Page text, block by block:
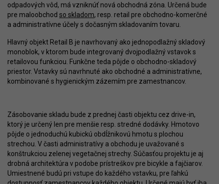
odpadových vôd, má vzniknúť nová obchodná zóna. Určená bude
pre maloobchod so skladom, resp. retail pre obchodno-komerčné
a administratívne účely s dočasným skladovaním tovaru.
Hlavný objekt Retail B je navrhovaný ako jednopodlažný skladový
monoblok, v ktorom bude integrovaný dvojpodlažný vstavok s
retailovou funkciou. Funkčne teda pôjde o obchodno-skladový
priestor. Vstavky sú navrhnuté ako obchodné a administratívne,
kombinované s hygienickým zázemím pre zamestnancov.
Zásobovanie skladu bude z prednej časti objektu cez drive-in,
ktorý je určený len pre menšie resp. stredné dodávky. Hmotovo
pôjde o jednoduchú kubickú obdĺžnikovú hmotu s plochou
strechou. V časti administratívy a obchodu je uvažované s
konštrukciou zelenej vegetačnej strechy. Súčasťou projektu je aj
drobná architektúra v podobe prístreškov pre bicykle a fajčiarov.
Umiestnené budú pri vstupe do každého vstavku, pre ľahkú